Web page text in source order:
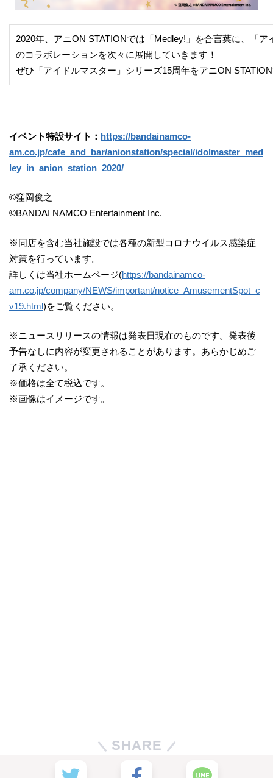
2020年、アニON STATIONでは「Medley!」を合言葉に、「
のコラボレーションを次々に展開していきます！
ぜひ「アイドルマスター」シリーズ15周年をアニON
イベント特設サイト： https://bandainamco-
am.co.jp/cafe_and_bar/anionstation/special/idolmaster_med
ley_in_anion_station_2020/
©窪岡俊之
©BANDAI NAMCO Entertainment Inc.
​※同店を含む当社施設では各種の新型コロナウイルス感染症
対策を行っています。
詳しくは当社ホームページ(https://bandainamco-
am.co.jp/company/NEWS/important/notice_AmusementSpot_c
v19.html)をご覧ください。
※ニュースリリースの情報は発表日現在のものです。発表後
予告なしに内容が変更されることがあります。あらかじめご
了承ください。
※価格は全て税込です。
※画像はイメージです。
SHARE